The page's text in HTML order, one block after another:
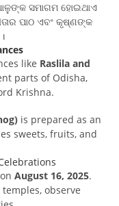
ସମାଗମ ହୋଇଥାଏ
ପାଠ ଏବଂ କୃଷ୍ଣଙ୍କ
like Raslila and
parts of Odisha,
Krishna.
is prepared as an
sweets, fruits, and
onAugust 16, 2025.
observe